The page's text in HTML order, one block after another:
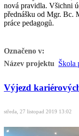
nová pravidla. Všichni
přednášku od Mgr. Bc.
práce pedagogů.
Označeno v:
Název projektu Škola
Výjezd
středa, 27 listopad 2019 13:02